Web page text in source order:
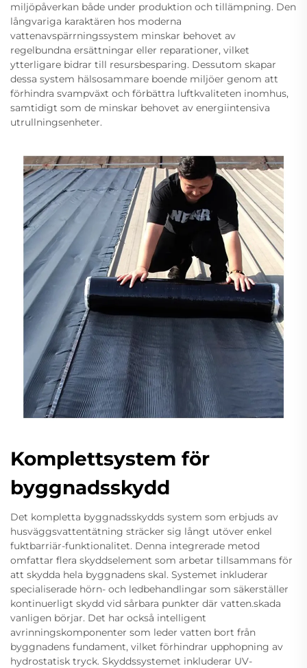
miljöpåverkan både under produktion och tillämpning. Den
långvariga karaktären hos moderna
vattenavspärrningssystem minskar behovet av
regelbundna ersättningar eller reparationer, vilket
ytterligare bidrar till resursbesparing. Dessutom skapar
dessa system hälsosammare boende miljöer genom att
förhindra svampväxt och förbättra luftkvaliteten inomhus,
samtidigt som de minskar behovet av energiintensiva
utrullningsenheter.
Komplettsystem för
byggnadsskydd
Det kompletta byggnadsskydds system som erbjuds av
husväggsvattentätning sträcker sig långt utöver enkel
fuktbarriär-funktionalitet. Denna integrerade metod
omfattar flera skyddselement som arbetar tillsammans för
att skydda hela byggnadens skal. Systemet inkluderar
specialiserade hörn- och ledbehandlingar som säkerställer
kontinuerligt skydd vid sårbara punkter där vatten.skada
vanligen börjar. Det har också intelligent
avrinningskomponenter som leder vatten bort från
byggnadens fundament, vilket förhindrar upphopning av
hydrostatisk tryck. Skyddssystemet inkluderar UV-